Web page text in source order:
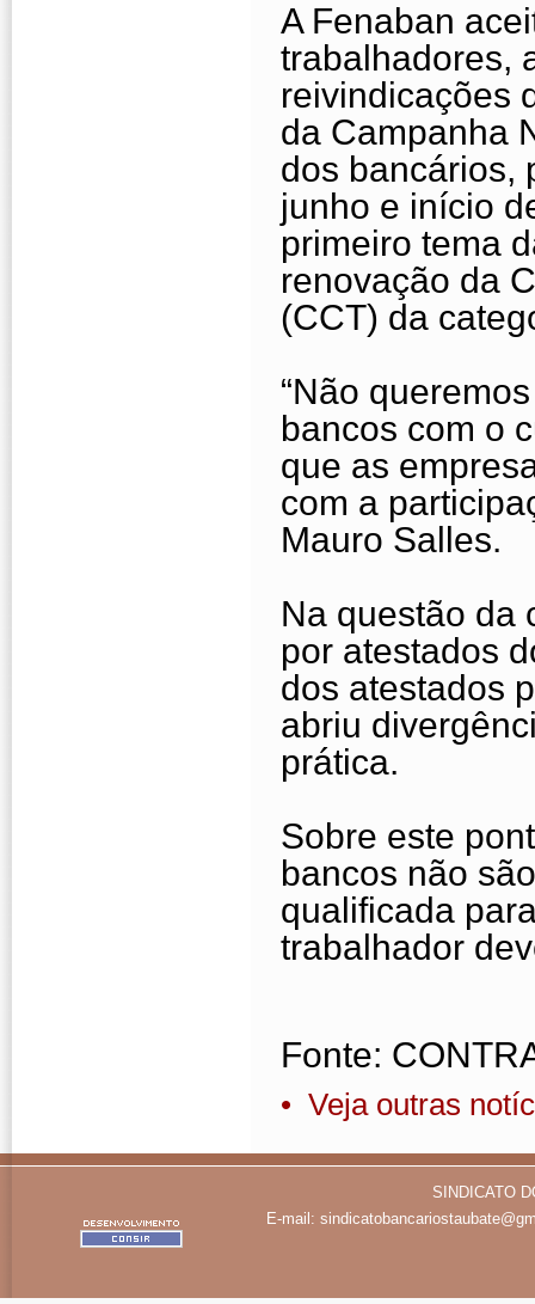
A Fenaban
trabalhadores,
reivindicações
da Campanha
dos bancários,
junho e início
primeiro tema
renovação da
(CCT) da
“Não
bancos com o
que as
com a
Mauro Salles.
Na questão da
por atestados
dos atestados
abriu
prática.
Sobre este
bancos não
qualificada
trabalhador
Fonte:
• Veja outras
SINDICATO
E-mail: